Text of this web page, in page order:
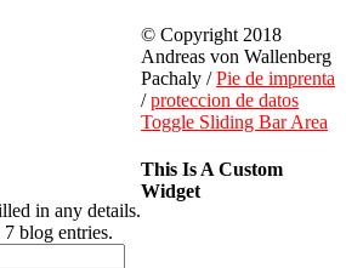
in any details.
7 blog entries.
© Copyright 2018
Andreas von Wallenberg
Pachaly /Pie de imprenta
/proteccion de datos
Toggle Sliding Bar Area
This Is A Custom
Widget